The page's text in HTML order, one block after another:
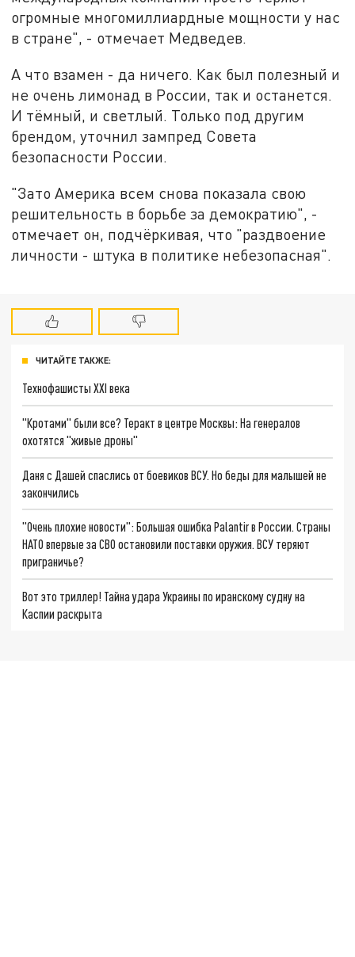
огромные многомиллиардные мощности у нас
в стране", - отмечает Медведев.
А что взамен - да ничего. Как был полезный и
не очень лимонад в России, так и останется.
И тёмный, и светлый. Только под другим
брендом, уточнил зампред Совета
безопасности России.
"Зато Америка всем снова показала свою
решительность в борьбе за демократию", -
отмечает он, подчёркивая, что "раздвоение
личности - штука в политике небезопасная".
ЧИТАЙТЕ ТАКЖЕ:
Технофашисты XXI века
"Кротами" были все? Теракт в центре Москвы: На генералов
охотятся "живые дроны"
Даня с Дашей спаслись от боевиков ВСУ. Но беды для малышей не
закончились
"Очень плохие новости": Большая ошибка Palantir в России. Страны
НАТО впервые за СВО остановили поставки оружия. ВСУ теряют
приграничье?
Вот это триллер! Тайна удара Украины по иранскому судну на
Каспии раскрыта